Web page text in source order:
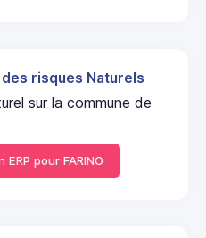
risques Naturels
sur la commune de
pour FARINO